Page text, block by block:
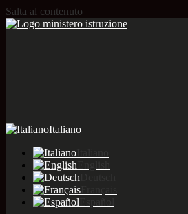
Salta al contenuto
Italiano